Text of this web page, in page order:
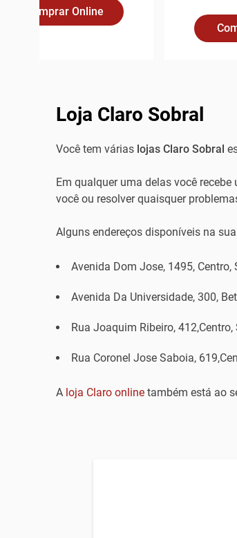
Comprar Online
Loja Claro Sobral
Você tem váriaslojas Claro Sobral
Em qualquer uma delas você
você ou resolver quaisquer
Alguns endereços disponíveis na
Avenida Dom Jose, 1495,
Avenida Da Universidade, 300,
Rua Joaquim Ribeiro,
Rua Coronel Jose Saboia,
A loja Claro onlinetambém está ao